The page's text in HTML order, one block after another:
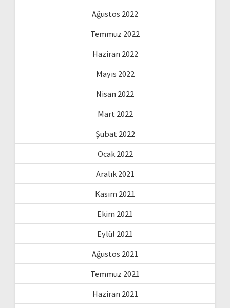
Ağustos 2022
Temmuz 2022
Haziran 2022
Mayıs 2022
Nisan 2022
Mart 2022
Şubat 2022
Ocak 2022
Aralık 2021
Kasım 2021
Ekim 2021
Eylül 2021
Ağustos 2021
Temmuz 2021
Haziran 2021